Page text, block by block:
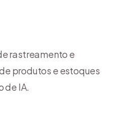
rastreamento e
produtos e estoques
de IA.